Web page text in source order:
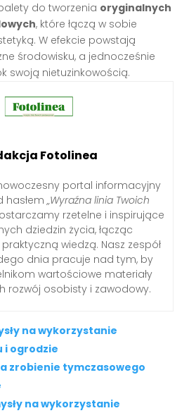
do tworzenia oryginalnych
, które łączą w sobie
W efekcie powstają
środowisku, a jednocześnie
swoją nietuzinkowością.
Fotolinea
portal informacyjny
hasłem „Wyraźna linia Twoich
rzetelne i inspirujące
dziedzin życia, łącząc
wiedzą. Nasz zespół
dnia pracuje nad tym, by
wartościowe materiały
rozwój osobisty i zawodowy.
na wykorzystanie
i ogrodzie
zrobienie tymczasowego
na wykorzystanie